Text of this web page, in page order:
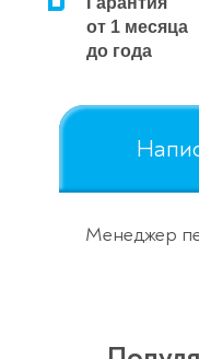
от 1 месяца
до года
Менеджер